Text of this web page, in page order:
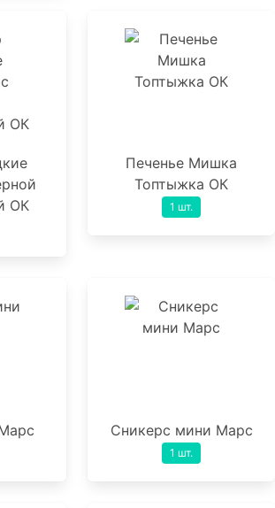
ОК
Печенье Мишка
Топтыжка ОК
1 шт.
Сникерс мини Марс
1 шт.